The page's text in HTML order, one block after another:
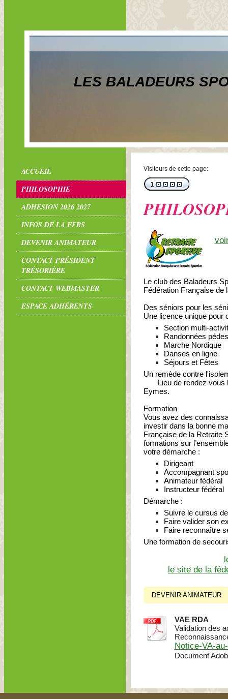
LES BALADEURS
ACCUEIL
PHILOSOPHIE
ADHESION 2026 2027
INFOS DE LA FFRS
DEVENIR ANIMATEUR
CONTACT PRÉSIDENT
TRÉSORIÈRE
CONTACT WEBMASTER
ESPACE ADHÉRENTS
Visiteurs de cette page:
Le club des Baladeurs
Fédération Française de
Des séniors pour les
Une licence unique pour
Section multi-
Randonnées
Marche Nordique
Danses en ligne
Séjours et Fêtes
Un remède contre
Lieu de rendez vous
Eymes.
Formation
Vous avez des
investir dans la bonne
Française de la Retraite
formations sur
votre démarche :
Dirigeant
Accompagnant
Animateur fédéral
Instructeur fédéral
Démarche :
Suivre le cursus
Faire valider son
Faire reconnaître
Une formation de
le site de la
DEVENIR ANIMATEUR
VAE RDA
Validation des
Notice-VA-
Document